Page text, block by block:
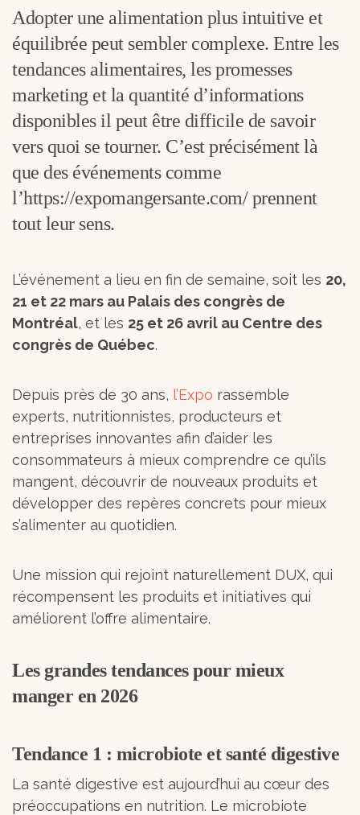
Adopter une alimentation plus intuitive et
équilibrée peut sembler complexe. Entre les
tendances alimentaires, les promesses
marketing et la quantité d’informations
disponibles il peut être difficile de savoir
vers quoi se tourner. C’est précisément là
que des événements comme
l’https://expomangersante.com/ prennent
tout leur sens.
L’événement a lieu en fin de semaine, soit les 20,
21 et 22 mars au Palais des congrès de
Montréal, et les 25 et 26 avril au Centre des
congrès de Québec.
Depuis près de 30 ans, l’Expo rassemble
experts, nutritionnistes, producteurs et
entreprises innovantes afin d’aider les
consommateurs à mieux comprendre ce qu’ils
mangent, découvrir de nouveaux produits et
développer des repères concrets pour mieux
s’alimenter au quotidien.
Une mission qui rejoint naturellement DUX, qui
récompensent les produits et initiatives qui
améliorent l’offre alimentaire.
Les grandes tendances pour mieux
manger en 2026
Tendance 1 : microbiote et santé digestive
La santé digestive est aujourd’hui au cœur des
préoccupations en nutrition. Le microbiote